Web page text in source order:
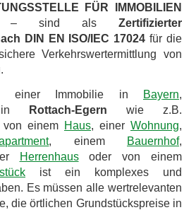
FÜR IMMOBILIEN
sind als Zertifizierter
DIN EN ISO/IEC 17024 für die
Verkehrswertermittlung von
einer Immobilie in Bayern,
Rottach-Egern wie z.B.
von einem Haus, einer Wohnung,
, einem Bauernhof,
Herrenhausoder von einem
ist ein komplexes und
Es müssen alle wertrelevanten
die örtlichen Grundstückspreise in